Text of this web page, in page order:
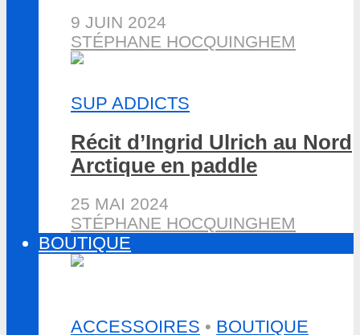
9 JUIN 2024
STÉPHANE HOCQUINGHEM
SUP ADDICTS
Récit d’Ingrid Ulrich au Nord
Arctique en paddle
25 MAI 2024
STÉPHANE HOCQUINGHEM
BOUTIQUE
ACCESSOIRES • BOUTIQUE